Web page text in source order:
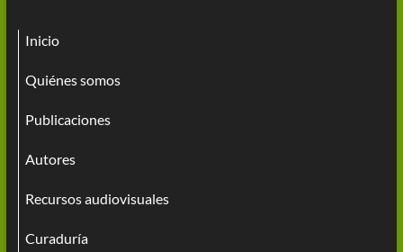
Inicio
Quiénes somos
Publicaciones
Autores
Recursos audiovisuales
Curaduría